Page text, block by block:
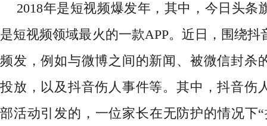
2018年是短视频爆发年，其中，今日头条
是短视频领域最火的一款APP。近日，围绕抖
频发，例如与微博之间的新闻、被微信封杀
投放，以及抖音伤人事件等。其中，抖音伤
部活动引发的，一位家长在无防护的情况下